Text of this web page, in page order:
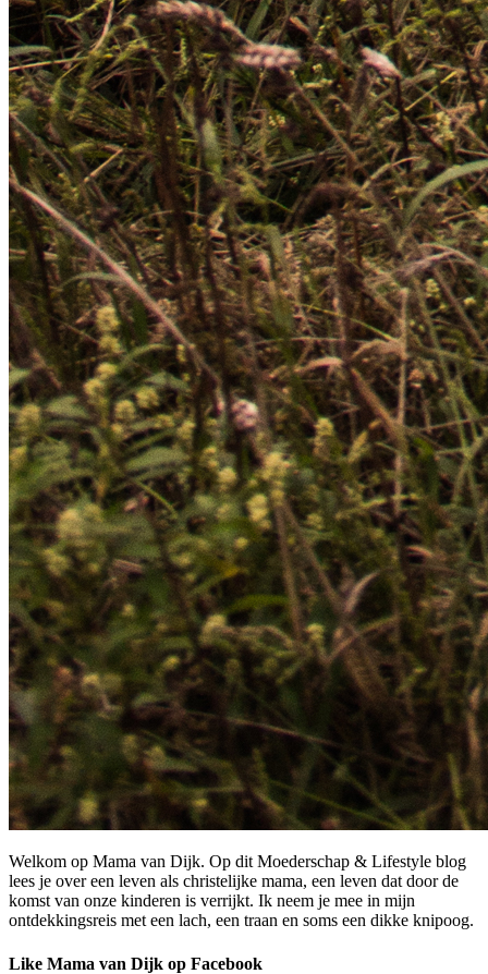
Welkom op Mama van Dijk. Op dit Moederschap & Lifestyle blog
lees je over een leven als christelijke mama, een leven dat door de
komst van onze kinderen is verrijkt. Ik neem je mee in mijn
ontdekkingsreis met een lach, een traan en soms een dikke knipoog.
Like Mama van Dijk op Facebook